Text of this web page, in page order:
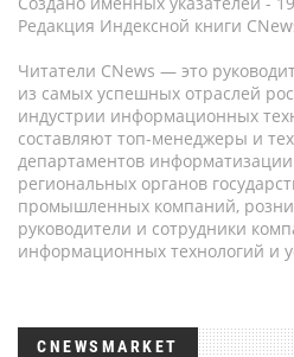
Редакция Индексной книги
Читатели CNews — это
из самых успешных отраслей
индустрии информационных
составляют топ-менеджеры и
департаментов
региональных органов
промышленных компаний,
руководители и сотрудники
информационных технологий и
CNEWSMARKET